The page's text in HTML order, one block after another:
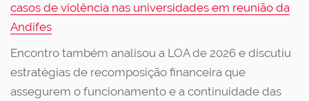
casos de violência nas universidades em reunião da
Andifes
Encontro também analisou a LOA de 2026 e discutiu
estratégias de recomposição financeira que
assegurem o funcionamento e a continuidade das